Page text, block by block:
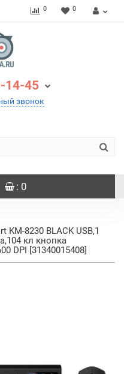
0 0
14-45
звонок
: 0
8230 BLACK USB,1
кл кнопка
DPI [31340015408]